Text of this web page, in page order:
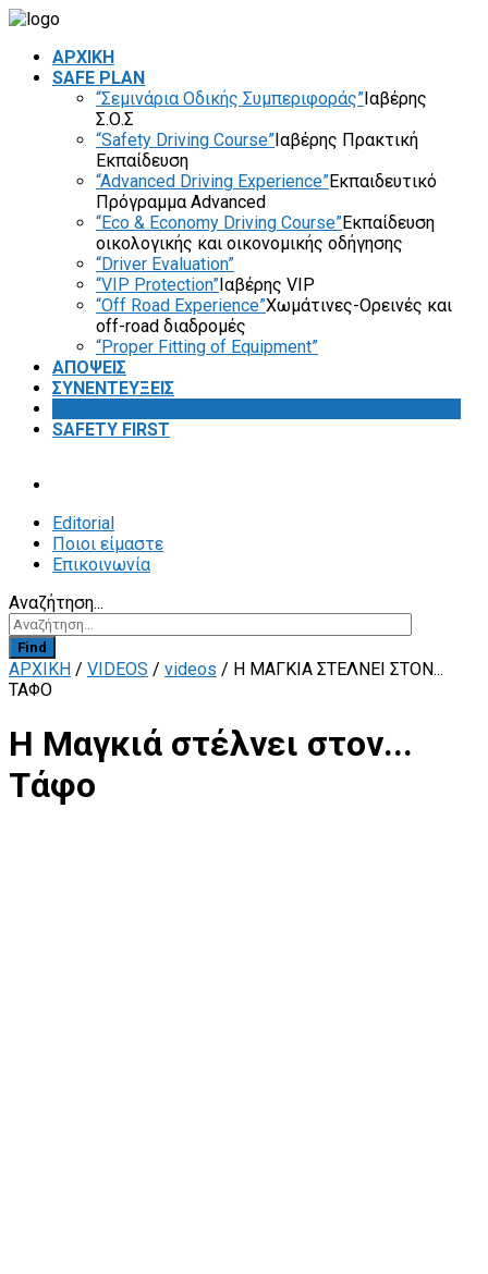
ΑΡΧΙΚΗ
SAFE PLAN
“Σεμινάρια Οδικής Συμπεριφοράς”Ιαβέρης
Σ.Ο.Σ
“Safety Driving Course”Ιαβέρης Πρακτική
Εκπαίδευση
“Advanced Driving Experience”Εκπαιδευτικό
Πρόγραμμα Advanced
“Eco & Economy Driving Course”Εκπαίδευση
οικολογικής και οικονομικής οδήγησης
“Driver Evaluation”
“VIP Protection”Ιαβέρης VIP
“Off Road Experience”Χωμάτινες-Ορεινές και
off-road διαδρομές
“Proper Fitting of Equipment”
ΑΠΟΨΕΙΣ
ΣΥΝΕΝΤΕΥΞΕΙΣ
SAFETY FIRST
Editorial
Ποιοι είμαστε
Επικοινωνία
Αναζήτηση...
Find
ΑΡΧΙΚΗ / VIDEOS / videos / H ΜΑΓΚΙΆ ΣΤΈΛΝΕΙ ΣΤΟΝ...
ΤΆΦΟ
H Μαγκιά στέλνει στον...
Τάφο